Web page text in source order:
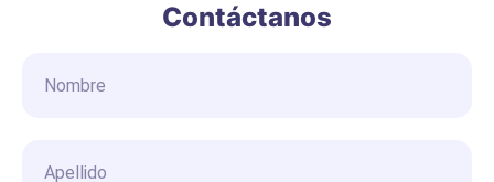
Contáctanos